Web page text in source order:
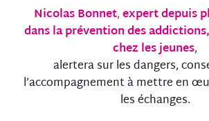
Nicolas Bonnet,expert depuis
dans la prévention des
chez les jeunes,
alertera sur les dangers,
l’accompagnement à mettre en
les échanges.